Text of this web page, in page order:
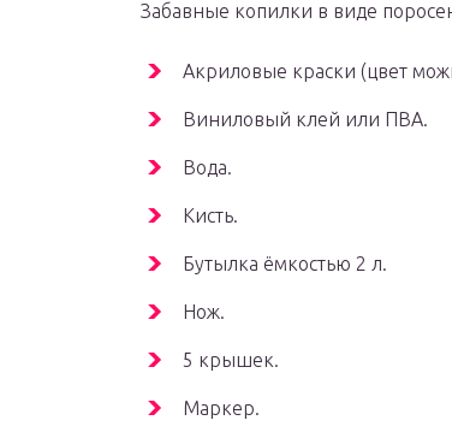
Забавные копилки в виде
Акриловые краски (цвет
Виниловый клей или ПВА.
Вода.
Кисть.
Бутылка ёмкостью 2 л.
Нож.
5 крышек.
Маркер.